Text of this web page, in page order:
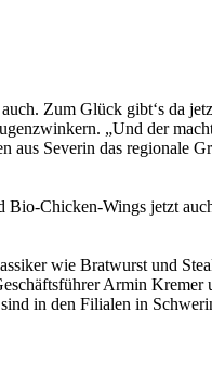
Zum Glück gibt‘s da
„Und der
Severin das regionale
Chicken-Wings jetzt
wie Bratwurst und
Armin Kremer
in den Filialen in